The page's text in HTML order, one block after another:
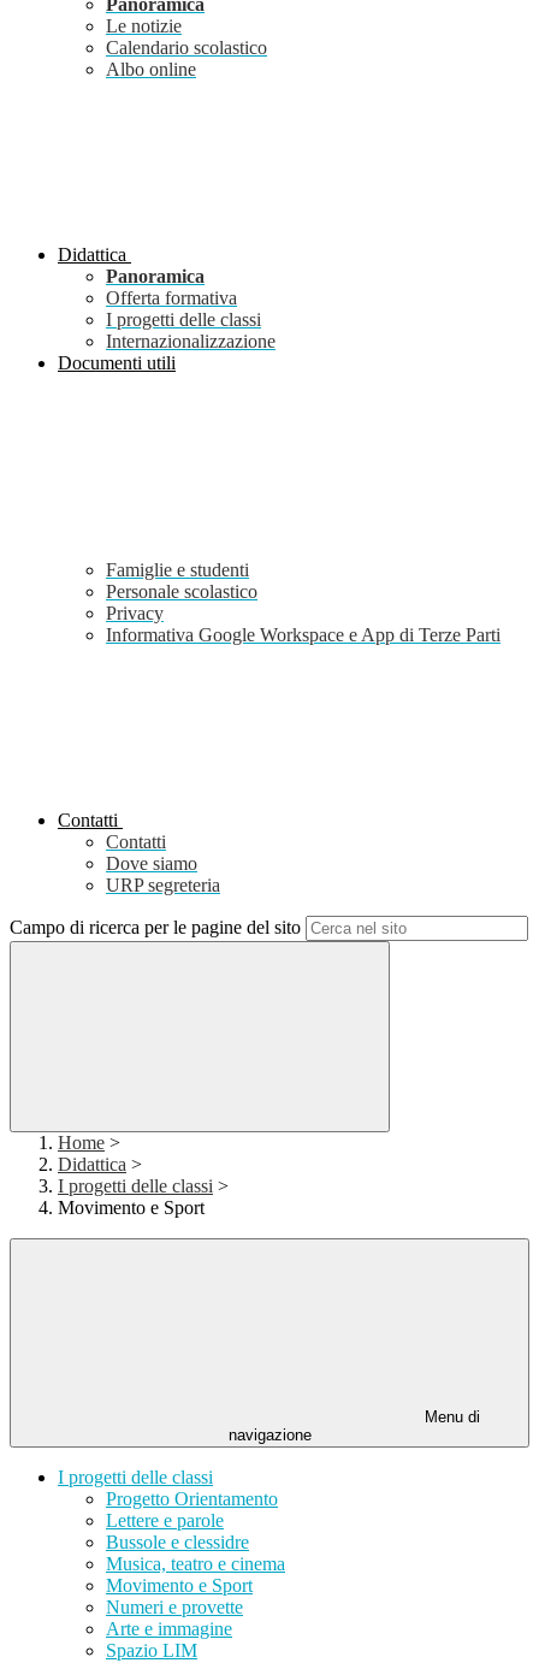
Panoramica
Le notizie
Calendario scolastico
Albo online
Didattica
Panoramica
Offerta formativa
I progetti delle classi
Internazionalizzazione
Documenti utili
Famiglie e studenti
Personale scolastico
Privacy
Informativa Google Workspace e App di Terze Parti
Contatti
Contatti
Dove siamo
URP segreteria
Campo di ricerca per le pagine del sito
Home >
Didattica >
I progetti delle classi >
Movimento e Sport
Menu di
navigazione
I progetti delle classi
Progetto Orientamento
Lettere e parole
Bussole e clessidre
Musica, teatro e cinema
Movimento e Sport
Numeri e provette
Arte e immagine
Spazio LIM